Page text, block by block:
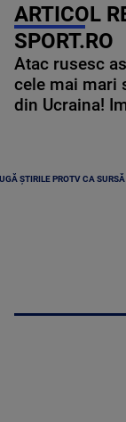
ARTICOL
SPORT.RO
Atac rusesc
cele mai mari
din Ucraina!
ȘTIRILE PROTV CA SURSĂ